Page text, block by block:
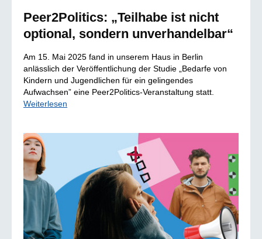
Peer2Politics: „Teilhabe ist nicht
optional, sondern unverhandelbar“
Am 15. Mai 2025 fand in unserem Haus in Berlin
anlässlich der Veröffentlichung der Studie „Bedarfe von
Kindern und Jugendlichen für ein gelingendes
Aufwachsen” eine Peer2Politics-Veranstaltung statt.
Weiterlesen